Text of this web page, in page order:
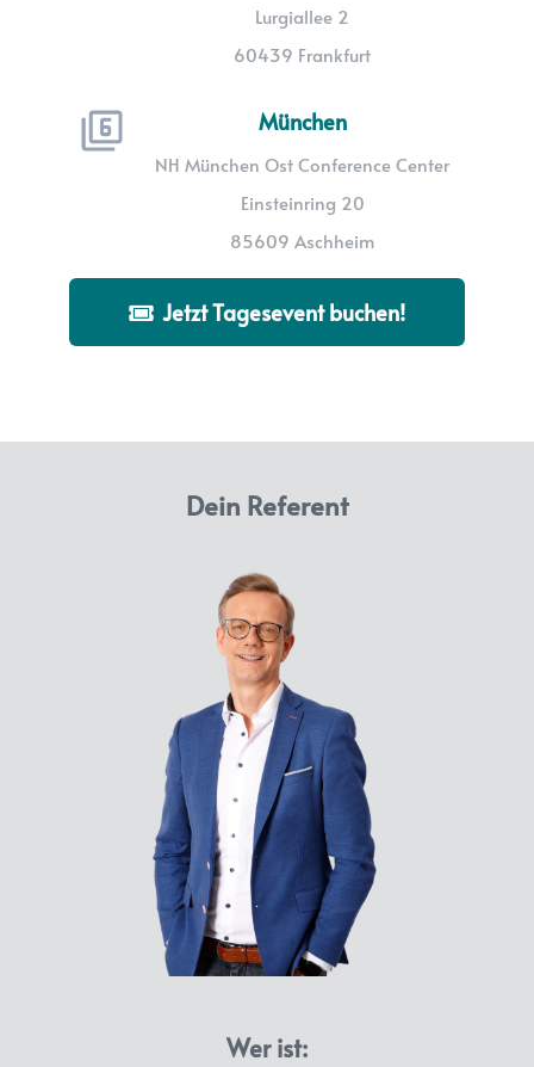
Lurgiallee 2
60439 Frankfurt
München
NH München Ost Conference Center
Einsteinring 20
85609 Aschheim
Jetzt Tagesevent buchen!
Dein Referent
Wer ist: